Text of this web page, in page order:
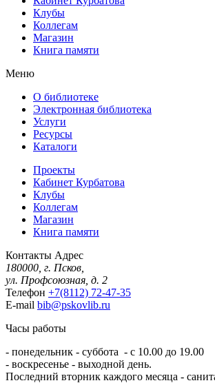
Клубы
Коллегам
Магазин
Книга памяти
Меню
О библиотеке
Электронная библиотека
Услуги
Ресурсы
Каталоги
Проекты
Кабинет Курбатова
Клубы
Коллегам
Магазин
Книга памяти
Контакты Адрес
180000, г. Псков,
ул. Профсоюзная, д. 2
Телефон +7(8112) 72-47-35
E-mail bib@pskovlib.ru
Часы работы
- понедельник - суббота - с 10.00 до 19.00
- воскресенье - выходной день.
Последний вторник каждого месяца -